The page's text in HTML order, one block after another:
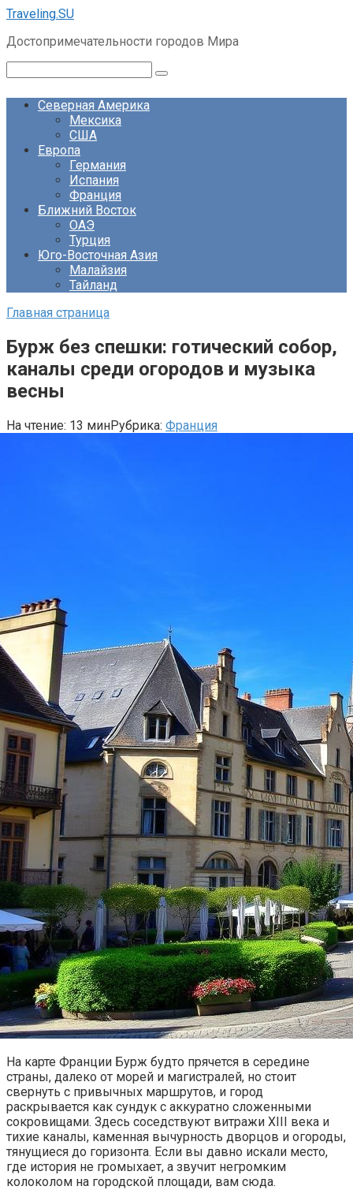
Перейти
контенту
Traveling.SU
Достопримечательности городов Мира
Северная Америка
Мексика
США
Европа
Германия
Испания
Франция
Ближний Восток
ОАЭ
Турция
Юго-Восточная Азия
Малайзия
Тайланд
Главная страница
Бурж без спешки: готический собор,
каналы среди огородов и музыка
весны
На чтение: 13 минРубрика: Франция
На карте Франции Бурж будто прячется в середине
страны, далеко от морей и магистралей, но стоит
свернуть с привычных маршрутов, и город
раскрывается как сундук с аккуратно сложенными
сокровищами. Здесь соседствуют витражи XIII века и
тихие каналы, каменная вычурность дворцов и огороды,
тянущиеся до горизонта. Если вы давно искали место,
где история не громыхает, а звучит негромким
колоколом на городской площади, вам сюда.